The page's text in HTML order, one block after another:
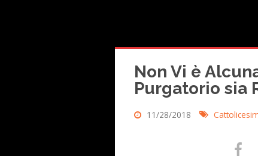
Non Vi è
Purgatorio sia
11/28/2018